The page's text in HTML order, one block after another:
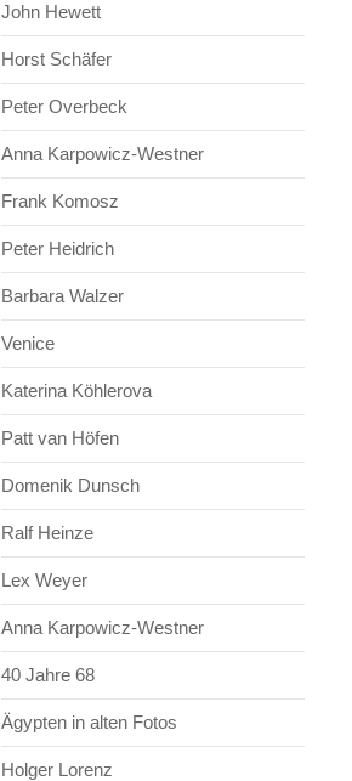
John Hewett
Horst Schäfer
Peter Overbeck
Anna Karpowicz-Westner
Frank Komosz
Peter Heidrich
Barbara Walzer
Venice
Katerina Köhlerova
Patt van Höfen
Domenik Dunsch
Ralf Heinze
Lex Weyer
Anna Karpowicz-Westner
40 Jahre 68
Ägypten in alten Fotos
Holger Lorenz